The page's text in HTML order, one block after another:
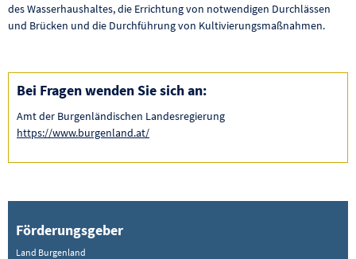
des Wasserhaushaltes, die Errichtung von notwendigen Durchlässen
und Brücken und die Durchführung von Kultivierungsmaßnahmen.
Bei Fragen wenden Sie sich an:
Amt der Burgenländischen Landesregierung
https://www.burgenland.at/
Förderungsgeber
Land Burgenland